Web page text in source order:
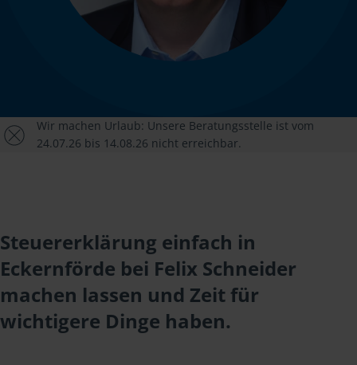
Wir machen Urlaub: Unsere Beratungsstelle ist vom
24.07.26 bis 14.08.26 nicht erreichbar.
Steuererklärung einfach in
Eckernförde bei Felix Schneider
machen lassen und Zeit für
wichtigere Dinge haben.